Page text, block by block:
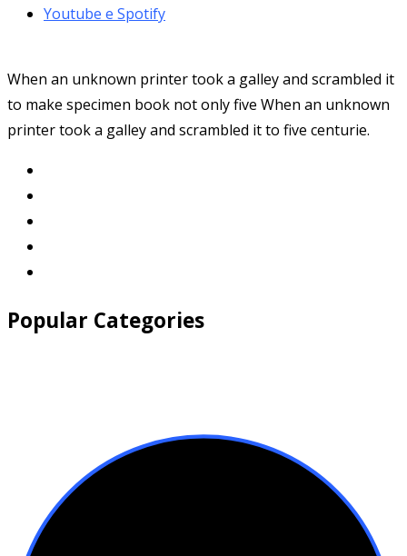
Youtube e Spotify
When an unknown printer took a galley and scrambled it
to make specimen book not only five When an unknown
printer took a galley and scrambled it to five centurie.
Popular Categories